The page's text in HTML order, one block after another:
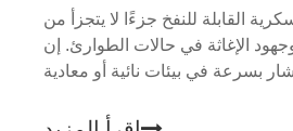
القابلة للنفخ جزءًا لا يتجزأ من
وجهود الإغاثة في حالات الطوارئ. إن
بسرعة في بيئات نائية أو معادية
الإنسانية. ومع ذلك، من أجل تحمل